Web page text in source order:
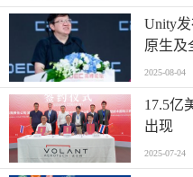
Unity
原生及
2025-08-04
17.5亿
出现
2025-07-24